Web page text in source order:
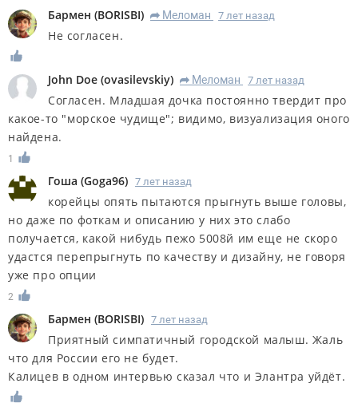
Бармен (BORISBI) R Меломан 7 лет назад
Не согласен.
John Doe (ovasilevskiy) R Меломан 7 лет назад
Согласен. Младшая дочка постоянно твердит про
какое-то "морское чудище"; видимо, визуализация оного
найдена.
1
Гоша (Goga96) 7 лет назад
корейцы опять пытаются прыгнуть выше головы,
но даже по фоткам и описанию у них это слабо
получается, какой нибудь пежо 5008й им еще не скоро
удастся перепрыгнуть по качеству и дизайну, не говоря
уже про опции
2
Бармен (BORISBI) 7 лет назад
Приятный симпатичный городской малыш. Жаль
что для России его не будет.
Калицев в одном интервью сказал что и Элантра уйдёт.